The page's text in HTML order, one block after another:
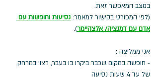
במצב המאפשר זאת.
(לפי המפורט בקישור למאמר: נסיעות וחופשות עם
אדם עם דמנציה/ אלצהיימר).
אני ממליצה :
- חופשה במקום שכבר ביקרו בו בעבר, רצוי במרחק
של עד 4 שעות נסיעה